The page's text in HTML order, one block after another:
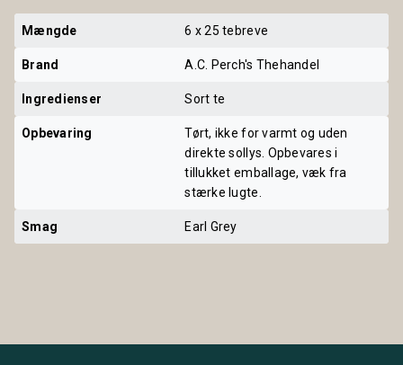
Mængde 6 x 25 tebreve
Brand A.C. Perch's Thehandel
Ingredienser Sort te
Opbevaring
Tørt, ikke for varmt og uden
direkte sollys. Opbevares i
tillukket emballage, væk fra
stærke lugte.
Smag Earl Grey